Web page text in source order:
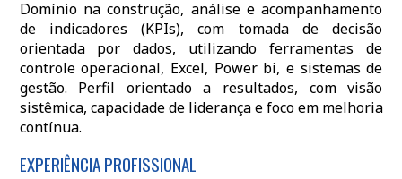
Domínio na construção, análise e acompanhamento
de indicadores (KPIs), com tomada de decisão
orientada por dados, utilizando ferramentas de
controle operacional, Excel, Power bi, e sistemas de
gestão. Perfil orientado a resultados, com visão
sistêmica, capacidade de liderança e foco em melhoria
contínua.
EXPERIÊNCIA PROFISSIONAL